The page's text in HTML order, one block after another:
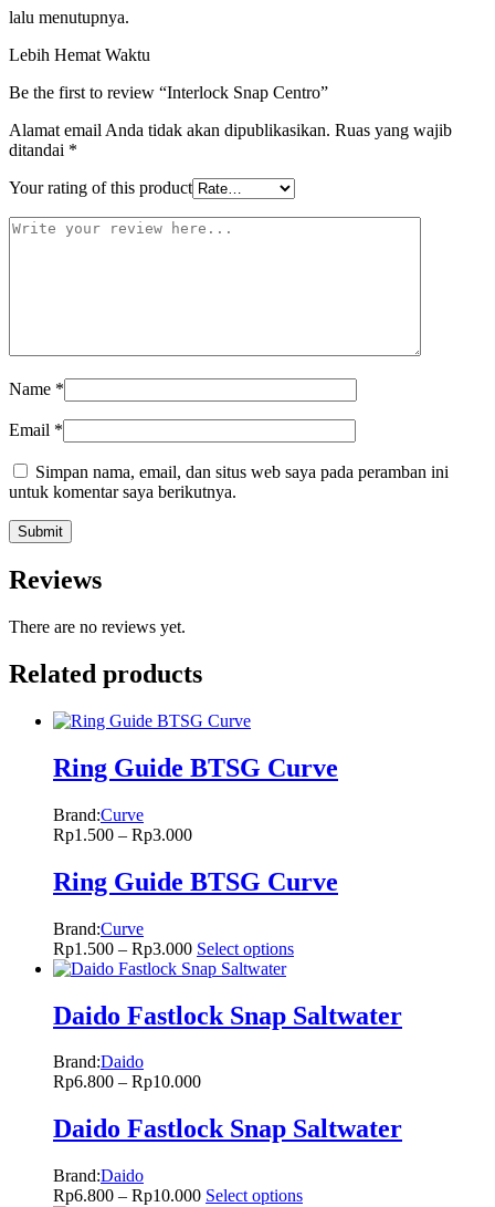
lalu menutupnya.
Lebih Hemat Waktu
Be the first to review “Interlock Snap Centro”
Alamat email Anda tidak akan dipublikasikan. Ruas yang wajib
ditandai *
Your rating of this product
Name *
Email *
Simpan nama, email, dan situs web saya pada peramban ini
untuk komentar saya berikutnya.
Reviews
There are no reviews yet.
Related products
Ring Guide BTSG Curve
Brand:Curve
Rp1.500 – Rp3.000
Ring Guide BTSG Curve
Brand:Curve
Rp1.500 – Rp3.000 Select options
Daido Fastlock Snap Saltwater
Brand:Daido
Rp6.800 – Rp10.000
Daido Fastlock Snap Saltwater
Brand:Daido
Rp6.800 – Rp10.000 Select options